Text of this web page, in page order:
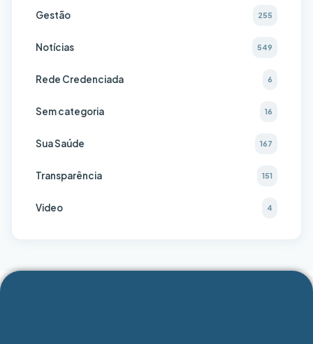
Gestão 255
Notícias 549
Rede Credenciada 6
Sem categoria 16
Sua Saúde 167
Transparência 151
Video 4